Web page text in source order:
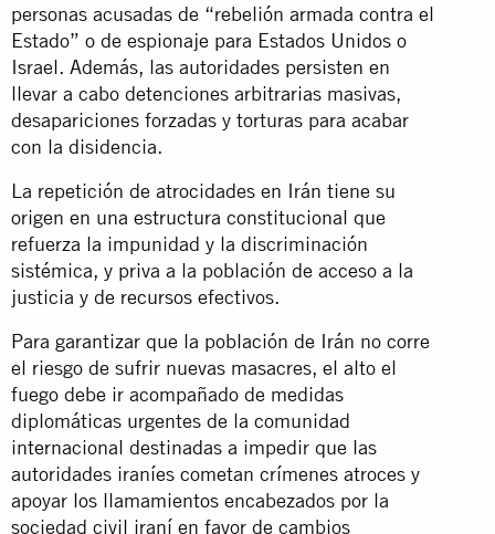
personas acusadas de “rebelión armada contra el
Estado” o de espionaje para Estados Unidos o
Israel. Además, las autoridades persisten en
llevar a cabo detenciones arbitrarias masivas,
desapariciones forzadas y torturas para acabar
con la disidencia.
La repetición de atrocidades en Irán tiene su
origen en una estructura constitucional que
refuerza la impunidad y la discriminación
sistémica, y priva a la población de acceso a la
justicia y de recursos efectivos.
Para garantizar que la población de Irán no corre
el riesgo de sufrir nuevas masacres, el alto el
fuego debe ir acompañado de medidas
diplomáticas urgentes de la comunidad
internacional destinadas a impedir que las
autoridades iraníes cometan crímenes atroces y
apoyar los llamamientos encabezados por la
sociedad civil iraní en favor de cambios